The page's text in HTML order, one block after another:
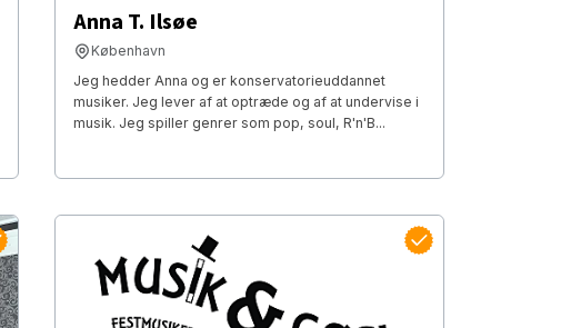
Anna T. Ilsøe
København
Jeg hedder Anna og er konservatorieuddannet
musiker. Jeg lever af at optræde og af at undervise i
musik. Jeg spiller genrer som pop, soul, R'n'B...